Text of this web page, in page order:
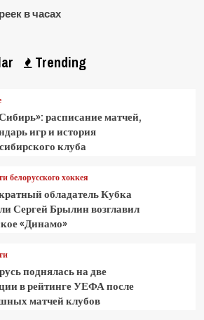
в часах
Trending
расписание матчей,
игр и история
клуба
белорусского хоккея
обладатель Кубка
Сергей Брылин возглавил
«Динамо»
поднялась на две
в рейтинге УЕФА после
матчей клубов